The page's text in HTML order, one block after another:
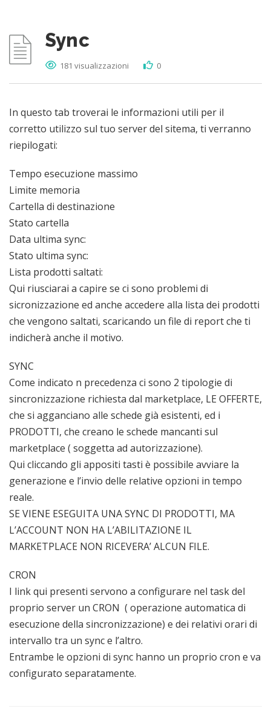
Sync
181 visualizzazioni 0
In questo tab troverai le informazioni utili per il
corretto utilizzo sul tuo server del sitema, ti verranno
riepilogati:
Tempo esecuzione massimo
Limite memoria
Cartella di destinazione
Stato cartella
Data ultima sync:
Stato ultima sync:
Lista prodotti saltati:
Qui riusciarai a capire se ci sono problemi di
sicronizzazione ed anche accedere alla lista dei prodotti
che vengono saltati, scaricando un file di report che ti
indicherà anche il motivo.
SYNC
Come indicato n precedenza ci sono 2 tipologie di
sincronizzazione richiesta dal marketplace, LE OFFERTE,
che si agganciano alle schede già esistenti, ed i
PRODOTTI, che creano le schede mancanti sul
marketplace ( soggetta ad autorizzazione).
Qui cliccando gli appositi tasti è possibile avviare la
generazione e l’invio delle relative opzioni in tempo
reale.
SE VIENE ESEGUITA UNA SYNC DI PRODOTTI, MA
L’ACCOUNT NON HA L’ABILITAZIONE IL
MARKETPLACE NON RICEVERA’ ALCUN FILE.
CRON
I link qui presenti servono a configurare nel task del
proprio server un CRON ( operazione automatica di
esecuzione della sincronizzazione) e dei relativi orari di
intervallo tra un sync e l’altro.
Entrambe le opzioni di sync hanno un proprio cron e va
configurato separatamente.